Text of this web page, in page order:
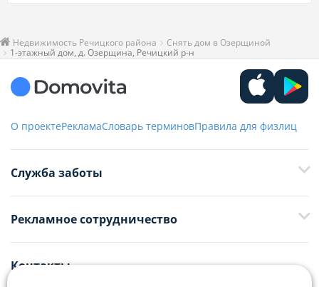
Недвижимость Речицкого района
Снять дом в Озерщиной
1-этажный дом, д. Озерщина, Речицкий р-н
О проектеРекламаСловарь терминовПравила для физлиц
Служба заботы
+375 33 376-13-70
editor@domovita.by
Рекламное сотрудничество
kb@domovita.by
Контакты